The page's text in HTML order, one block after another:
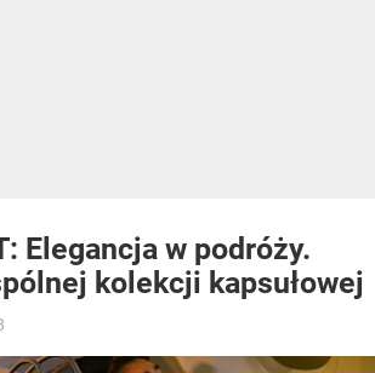
Elegancja w podróży.
kolekcji kapsułowej